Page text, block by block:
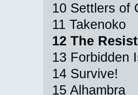
10 Settlers of
11 Takenoko
12 The
13 Forbidden
14 Survive!
15 Alhambra